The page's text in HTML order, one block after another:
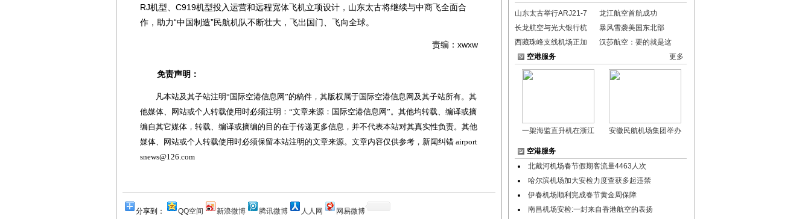
RJ机型、C919机型投入运营和远程宽体飞机立项设计，山东太古将继续与中商飞全面合
作，助力“中国制造”民航机队不断壮大，飞出国门、飞向全球。
责编：xwxw
免责声明：
凡本站及其子站注明“国际空港信息网”的稿件，其版权属于国际空港信息网及其子站所有。其
他媒体、网站或个人转载使用时必须注明：“文章来源：国际空港信息网”。其他均转载、编译或摘
编自其它媒体，转载、编译或摘编的目的在于传递更多信息，并不代表本站对其真实性负责。其他
媒体、网站或个人转载使用时必须保留本站注明的文章来源。文章内容仅供参考，新闻纠错 airport
snews@126.com
分享到： QQ空间 新浪微博 腾讯微博 人人网 网易微博
山东太古举行ARJ21-7
龙江航空首航成功
长龙航空与光大银行杭
暴风雪袭美国东北部
西藏珠峰支线机场正加
汉莎航空：要的就是这
空港服务
更多
一架海监直升机在浙江 安徽民航机场集团举办
空港服务
北戴河机场春节假期客流量4463人次
哈尔滨机场加大安检力度查获多起违禁
伊春机场顺利完成春节黄金周保障
南昌机场安检:一封来自香港航空的表扬